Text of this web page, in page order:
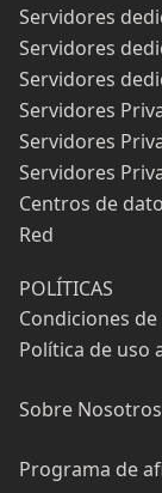
Servidores
Servidores
Servidores
Servidores
Servidores
Servidores
Centros de
Red
POLÍTICAS
Condiciones
Política de uso
Sobre Nosotros
Programa de